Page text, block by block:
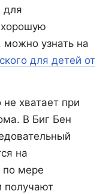
для
хорошую
можно узнать на
для детей от
хватает при
В Биг Бен
на
по мере
получают